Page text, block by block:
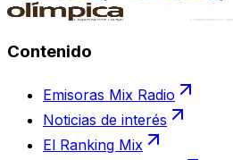
Contenido
Emisoras Mix Radio
Noticias de interés
El Ranking Mix